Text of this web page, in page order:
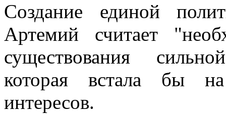
Cоздание единой
Артемий считает
существования
которая встала бы
интересов.